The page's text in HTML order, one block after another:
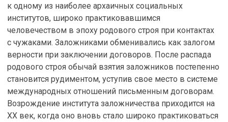
к одному из наиболее архаичных социальных
институтов, широко практиковавшимся
человечеством в эпоху родового строя при контактах
с чужаками. Заложниками обменивались как залогом
верности при заключении договоров. После распада
родового строя обычай взятия заложников постепенно
становится рудиментом, уступив свое место в системе
международных отношений письменным договорам.
Возрождение института заложничества приходится на
XX век, когда оно вновь стало широко практиковаться